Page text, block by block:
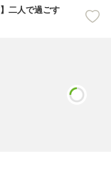
二人で過ごす